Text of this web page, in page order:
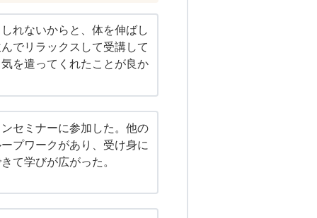
れないからと、体を伸ばし
でリラックスして受講して
を遣ってくれたことが良か
セミナーに参加した。他の
プワークがあり、受け身に
て学びが広がった。